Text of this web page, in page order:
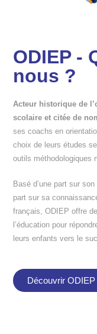
ODIEP -
nous ?
Acteur historique de
scolaire et citée de
ses coachs en
choix de leurs études
outils méthodologiques
Basé d’une part sur
part sur sa
français, ODIEP offre
l’éducation pour
leurs enfants vers le
Découvrir ODIEP